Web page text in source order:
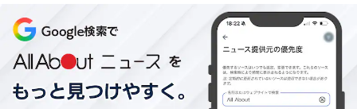
え、過ごしやすくなるこの時期は、貸衣装での散策や足
湯を楽しむのにぴったり。四季を通じて人気のスポット
ですが、静かな夜の温泉街を歩く体験は格別です。
回答者コメント